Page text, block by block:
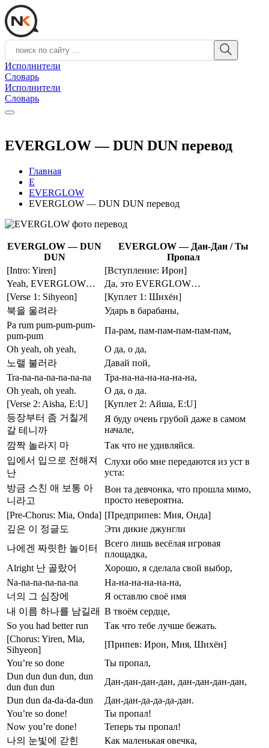
Исполнители
Словарь
Исполнители
Словарь
EVERGLOW — DUN DUN перевод
Главная
E
EVERGLOW
EVERGLOW — DUN DUN перевод
EVERGLOW — DUN
DUN
EVERGLOW — Дан-Дан / Ты
Пропал
[Intro: Yiren]
[Вступление: Ирон]
Yeah, EVERGLOW…
Да, это EVERGLOW…
[Verse 1: Sihyeon]
[Куплет 1: Шихён]
북을 울려라
Ударь в барабаны,
Pa rum pum-pum-pum-
pum-pum
Па-рам, пам-пам-пам-пам-пам,
Oh yeah, oh yeah,
О да, о да,
노랠 불러라
Давай пой,
Tra-na-na-na-na-na-na
Тра-на-на-на-на-на-на,
Oh yeah, oh yeah.
О да, о да.
[Verse 2: Aisha, E:U]
[Куплет 2: Айша, E:U]
등장부터 좀 거칠게
갈 테니까
Я буду очень грубой даже в самом
начале,
깜짝 놀라지 마
Так что не удивляйся.
입에서 입으로 전해져
난
Слухи обо мне передаются из уст в
уста:
방금 스친 애 보통 아
니라고
Вон та девчонка, что прошла мимо,
просто невероятна.
[Pre-Chorus: Mia, Onda] [Предприпев: Мия, Онда]
깊은 이 정글도
Эти дикие джунгли
나에겐 짜릿한 놀이터
Всего лишь весёлая игровая
площадка,
Alright 난 골랐어
Хорошо, я сделала свой выбор,
Na-na-na-na-na-na
На-на-на-на-на-на,
너의 그 심장에
Я оставлю своё имя
내 이름 하나를 남길래 В твоём сердце,
So you had better run
Так что тебе лучше бежать.
[Chorus: Yiren, Mia,
Sihyeon]
[Припев: Ирон, Мия, Шихён]
You’re so done
Ты пропал,
Dun dun dun dun, dun
dun dun dun
Дан-дан-дан-дан, дан-дан-дан-дан,
Dun dun da-da-da-dun
Дан-дан-да-да-да-дан.
You’re so done!
Ты пропал!
Now you’re done!
Теперь ты пропал!
나의 눈빛에 갇힌
Как маленькая овечка,